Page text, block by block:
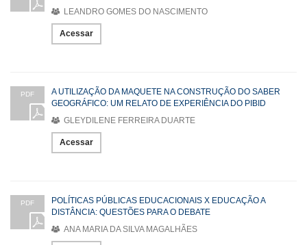
LEANDRO GOMES DO NASCIMENTO
Acessar
PDF
A UTILIZAÇÃO DA MAQUETE NA CONSTRUÇÃO DO SABER
GEOGRÁFICO: UM RELATO DE EXPERIÊNCIA DO PIBID
GLEYDILENE FERREIRA DUARTE
Acessar
PDF
POLÍTICAS PÚBLICAS EDUCACIONAIS X EDUCAÇÃO A
DISTÂNCIA: QUESTÕES PARA O DEBATE
ANA MARIA DA SILVA MAGALHÃES